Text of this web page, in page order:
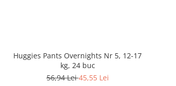
Huggies Pants Overnights Nr 5, 12-17
kg, 24 buc
56,94 Lei45,55 Lei